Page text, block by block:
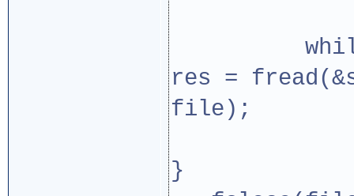
while
res =
file);
}